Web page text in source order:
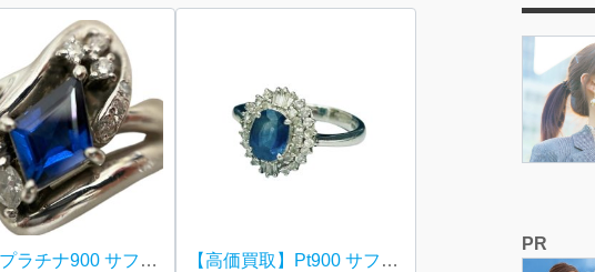
Pt900 プラチナ900 サファイア メレダイヤ リング 札幌市 東区 元町 【高価買取】Pt900 サファイア リング
PR